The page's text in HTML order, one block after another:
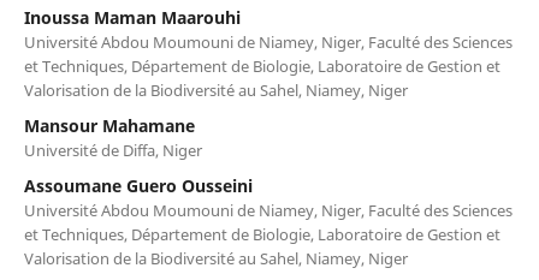
Inoussa Maman Maarouhi
Université Abdou Moumouni de Niamey, Niger, Faculté des Sciences
et Techniques, Département de Biologie, Laboratoire de Gestion et
Valorisation de la Biodiversité au Sahel, Niamey, Niger
Mansour Mahamane
Université de Diffa, Niger
Assoumane Guero Ousseini
Université Abdou Moumouni de Niamey, Niger, Faculté des Sciences
et Techniques, Département de Biologie, Laboratoire de Gestion et
Valorisation de la Biodiversité au Sahel, Niamey, Niger